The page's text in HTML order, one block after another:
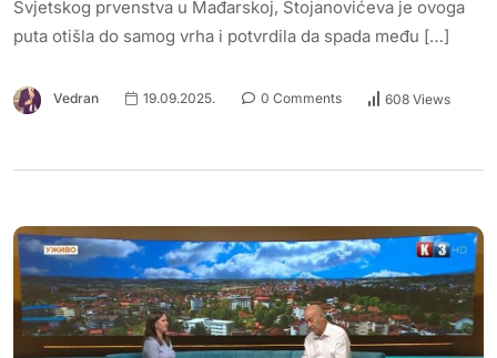
Svjetskog prvenstva u Mađarskoj, Stojanovićeva je ovoga
puta otišla do samog vrha i potvrdila da spada među […]
Vedran 19.09.2025. 0 Comments 608 Views